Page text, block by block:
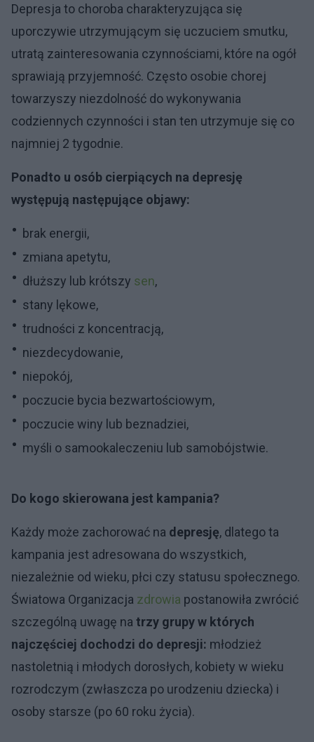
Depresja to choroba charakteryzująca się
uporczywie utrzymującym się uczuciem smutku,
utratą zainteresowania czynnościami, które na ogół
sprawiają przyjemność. Często osobie chorej
towarzyszy niezdolność do wykonywania
codziennych czynności i stan ten utrzymuje się co
najmniej 2 tygodnie.
Ponadto u osób cierpiących na depresję
występują następujące objawy:
brak energii,
zmiana apetytu,
dłuższy lub krótszy sen,
stany lękowe,
trudności z koncentracją,
niezdecydowanie,
niepokój,
poczucie bycia bezwartościowym,
poczucie winy lub beznadziei,
myśli o samookaleczeniu lub samobójstwie.
Do kogo skierowana jest kampania?
Każdy może zachorować na depresję, dlatego ta
kampania jest adresowana do wszystkich,
niezależnie od wieku, płci czy statusu społecznego.
Światowa Organizacja zdrowia postanowiła zwrócić
szczególną uwagę na trzy grupy w których
najczęściej dochodzi do depresji: młodzież
nastoletnią i młodych dorosłych, kobiety w wieku
rozrodczym (zwłaszcza po urodzeniu dziecka) i
osoby starsze (po 60 roku życia).